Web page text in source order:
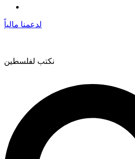
لدعمنا مالياً
نكتب لفلسطين